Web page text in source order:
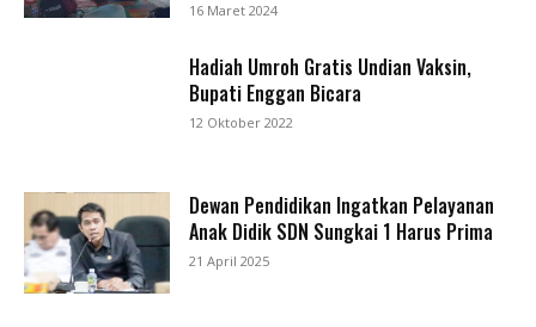
16 Maret 2024
Hadiah Umroh Gratis Undian Vaksin,
Bupati Enggan Bicara
12 Oktober 2022
Dewan Pendidikan Ingatkan Pelayanan
Anak Didik SDN Sungkai 1 Harus Prima
21 April 2025